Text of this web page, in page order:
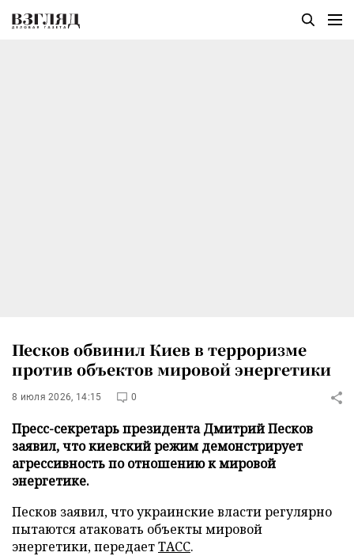
Песков обвинил Киев в терроризме
против объектов мировой энергетики
8 июля 2026, 14:15 0
Пресс-секретарь президента Дмитрий Песков
заявил, что киевский режим демонстрирует
агрессивность по отношению к мировой
энергетике.
Песков заявил, что украинские власти регулярно
пытаются атаковать объекты мировой
энергетики, передаетТАСС.